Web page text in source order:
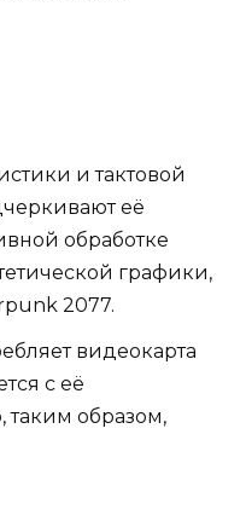
и тактовой
её
обработке
графики,
2077.
видеокарта
с её
таким образом,